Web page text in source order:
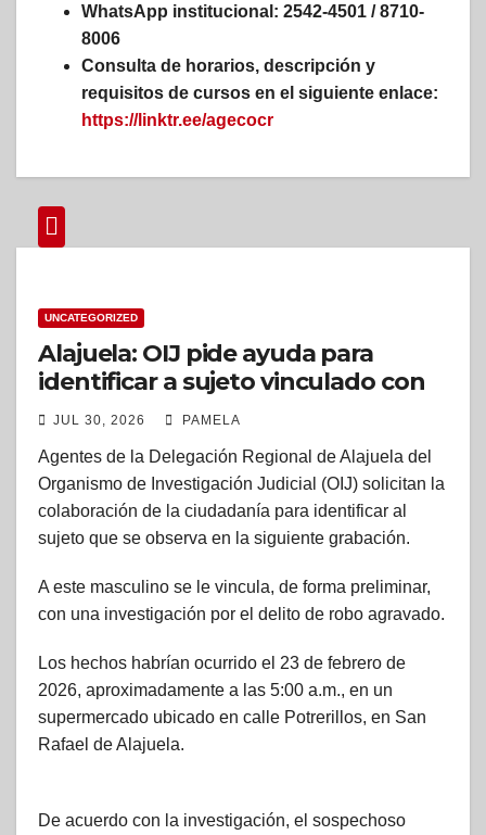
WhatsApp institucional: 2542-4501 / 8710-
8006
Consulta de horarios, descripción y
requisitos de cursos en el siguiente enlace:
https://linktr.ee/agecocr
UNCATEGORIZED
Alajuela: OIJ pide ayuda para
identificar a sujeto vinculado con
delito de robo agravado
JUL 30, 2026 PAMELA
Agentes de la Delegación Regional de Alajuela del
Organismo de Investigación Judicial (OIJ) solicitan la
colaboración de la ciudadanía para identificar al
sujeto que se observa en la siguiente grabación.
A este masculino se le vincula, de forma preliminar,
con una investigación por el delito de robo agravado.
Los hechos habrían ocurrido el 23 de febrero de
2026, aproximadamente a las 5:00 a.m., en un
supermercado ubicado en calle Potrerillos, en San
Rafael de Alajuela.
De acuerdo con la investigación, el sospechoso